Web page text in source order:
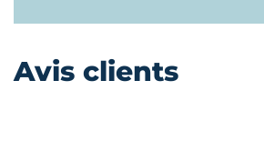
Avis clients